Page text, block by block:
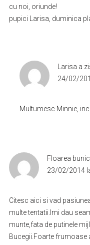
cu noi, oriunde!
pupici Larisa, duminica
Larisa a
24/02/
Multumesc Minnie,
Floarea
23/02/2014
Citesc aici si vad
multe tentatii.Imi dau
munte,fata de putinele
Bucegii.Foarte frumoase